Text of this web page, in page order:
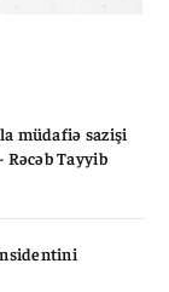
müdafiə sazişi
Rəcəb Tayyib